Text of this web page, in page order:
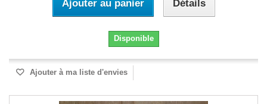
Ajouter au panier Détails
Disponible
Ajouter à ma liste d'envies